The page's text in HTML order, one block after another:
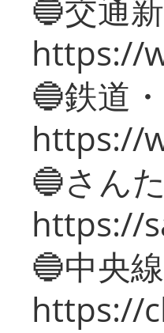
🔵交通
https://
🔵鉄道
https://
🔵さん
https://
🔵中央
https://